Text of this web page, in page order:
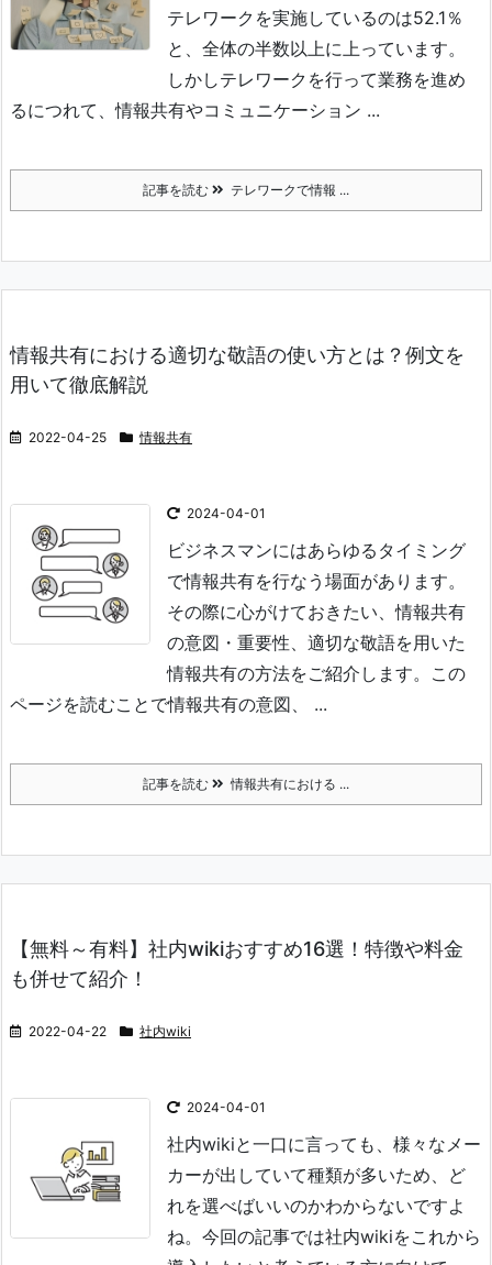
テレワークを実施しているのは52.1％
と、全体の半数以上に上っています。
しかしテレワークを行って業務を進め
るにつれて、情報共有やコミュニケーション ...
記事を読む テレワークで情報 ...
情報共有における適切な敬語の使い方とは？例文を
用いて徹底解説
2022-04-25 情報共有
2024-04-01
ビジネスマンにはあらゆるタイミング
で情報共有を行なう場面があります。
その際に心がけておきたい、情報共有
の意図・重要性、適切な敬語を用いた
情報共有の方法をご紹介します。 この
ページを読むことで情報共有の意図、 ...
記事を読む 情報共有における ...
【無料～有料】社内wikiおすすめ16選！特徴や料金
も併せて紹介！
2022-04-22 社内wiki
2024-04-01
社内wikiと一口に言っても、様々なメー
カーが出していて種類が多いため、ど
れを選べばいいのかわからないですよ
ね。 今回の記事では社内wikiをこれから